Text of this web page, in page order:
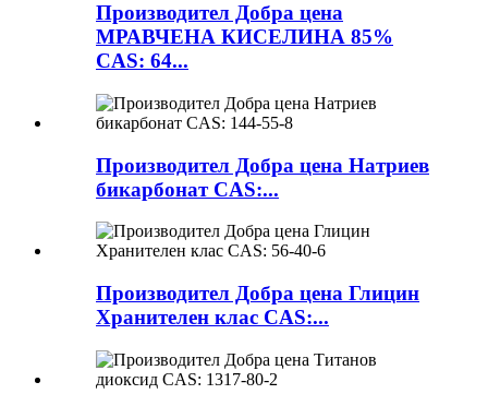
Производител Добра цена
МРАВЧЕНА КИСЕЛИНА 85%
CAS: 64...
Производител Добра цена Натриев
бикарбонат CAS:...
Производител Добра цена Глицин
Хранителен клас CAS:...